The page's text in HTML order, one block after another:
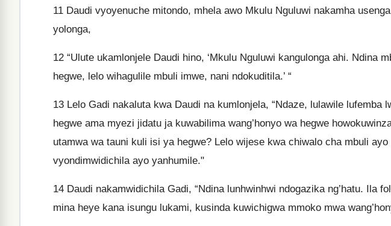
11 Daudi vyoyenuche mitondo, mhela awo Mkulu Nguluwi nakamha
yolonga,
12 “Ulute ukamlonjele Daudi hino, ‘Mkulu Nguluwi kangulonga ahi. Ndina
hegwe, lelo wihagulile mbuli imwe, nani ndokuditila.’ “
13 Lelo Gadi nakaluta kwa Daudi na kumlonjela, “Ndaze, lulawile lufemba
hegwe ama myezi jidatu ja kuwabilima wang’honyo wa hegwe
utamwa wa tauni kuli isi ya hegwe? Lelo wijese kwa chiwalo cha mbuli ayo
vyondimwidichila ayo yanhumile."
14 Daudi nakamwidichila Gadi, “Ndina lunhwinhwi ndogazika ng’hatu. Ila
mina heye kana isungu lukami, kusinda kuwichigwa mmoko mwa